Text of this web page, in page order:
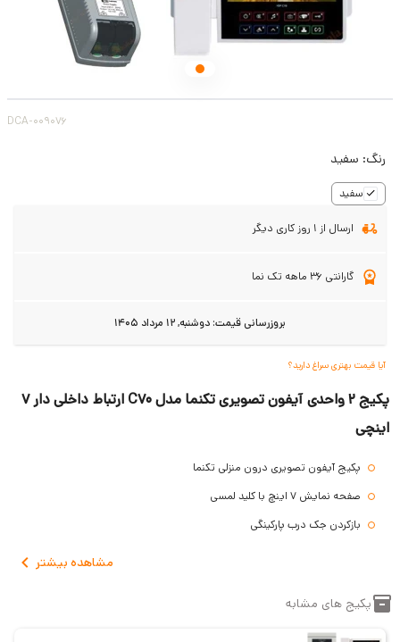
DCA-009076
رنگ: سفید
سفید
ارسال از 1 روز کاری دیگر
گارانتی 36 ماهه تک نما
بروزرسانی قیمت: دوشنبه, 12 مرداد 1405
آیا قیمت بهتری سراغ دارید؟
پکیج 2 واحدی آیفون تصویری تکنما مدل C70 ارتباط داخلی دار 7
اینچی
پکیج آیفون تصویری درون منزلی تکنما
صفحه نمایش 7 اینچ با کلید لمسی
بازکردن جک درب پارکینگی
گارانتی 3 ساله
مشاهده بیشتر
پکیج های مشابه